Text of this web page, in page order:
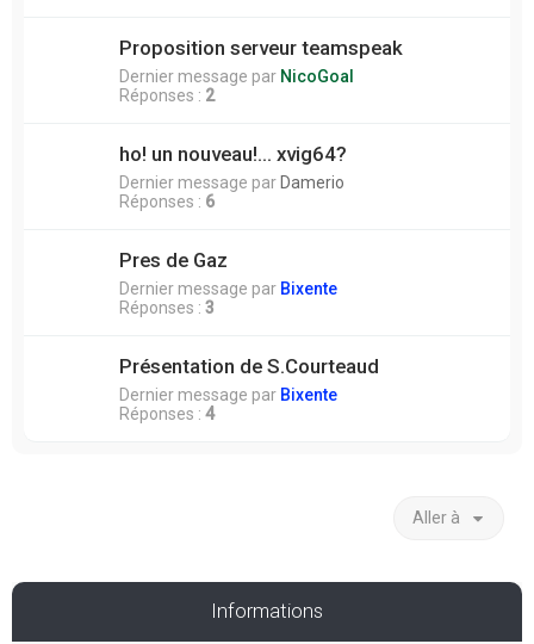
Proposition serveur teamspeak
Dernier message par NicoGoal
Réponses : 2
ho! un nouveau!... xvig64?
Dernier message par Damerio
Réponses : 6
Pres de Gaz
Dernier message par Bixente
Réponses : 3
Présentation de S.Courteaud
Dernier message par Bixente
Réponses : 4
Aller à
Informations